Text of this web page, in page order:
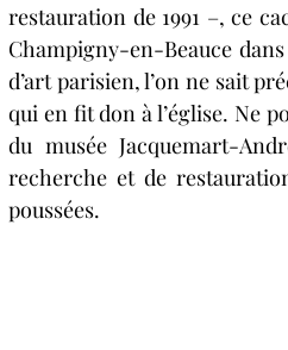
restauration de 1991 –, ce
Champigny-en-Beauce
d’art parisien, l’on ne sait
qui en fit don à l’église. Ne
du musée Jacquemart-
recherche et de
poussées.